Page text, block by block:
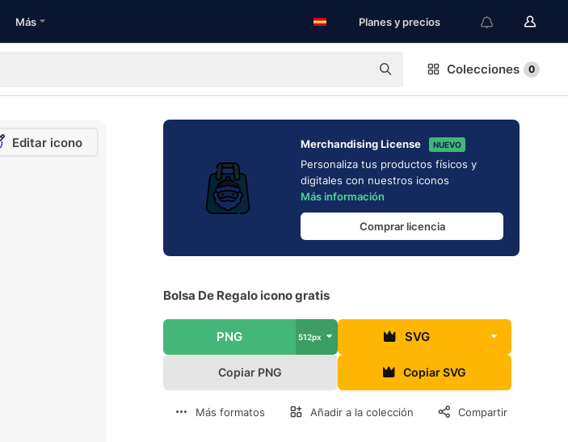
Más Planes y precios
Colecciones 0
Editar icono Merchandising License NUEVO
Personaliza tus productos físicos y
digitales con nuestros iconos
Más información
Comprar licencia
Bolsa De Regalo icono gratis
PNG 512px SVG
Copiar PNG Copiar SVG
Más formatos Añadir a la colección Compartir